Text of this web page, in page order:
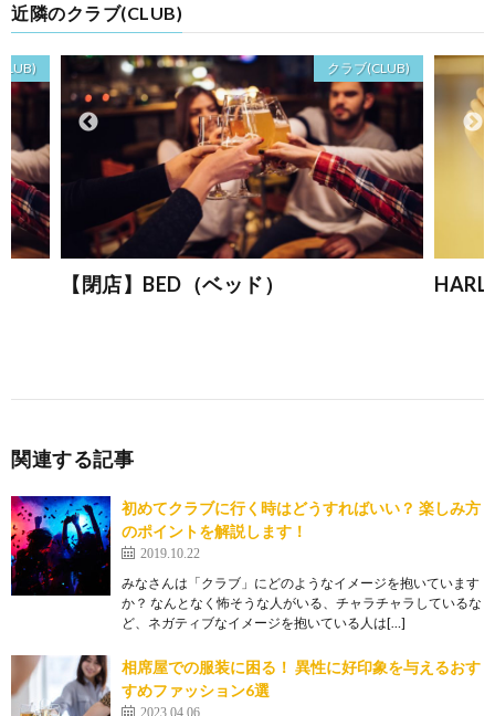
近隣のクラブ(CLUB)
クラブ(CLUB)
【閉店】BED（ベッド）
関連する記事
初めてクラブに行く時はどうすればいい？ 楽しみ方
のポイントを解説します！
2019.10.22
みなさんは「クラブ」にどのようなイメージを抱いています
か？ なんとなく怖そうな人がいる、チャラチャラしているな
ど、ネガティブなイメージを抱いている人は[…]
相席屋での服装に困る！ 異性に好印象を与えるおす
すめファッション6選
2023.04.06